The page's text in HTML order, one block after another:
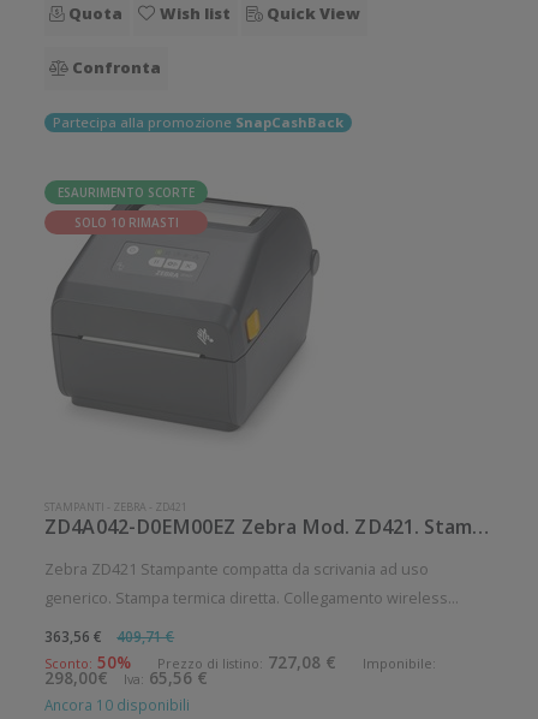
Quota Wish list Quick View
Confronta
Partecipa alla promozione SnapCashBack
ESAURIMENTO SCORTE
SOLO 10 RIMASTI
STAMPANTI - ZEBRA - ZD421
ZD4A042-D0EM00EZ Zebra Mod. ZD421. Stampante di etichette.
Zebra ZD421 Stampante compatta da scrivania ad uso
generico. Stampa termica diretta. Collegamento wireless
senza fili. Velocità di stampa: 152 mm/sec Risoluzione di
stampa: 8 dot/mm Wireless: Presente Supporto di stampa:
Braccialetti, Carta in
363,56 € 409,71 €
Sconto: 50% Prezzo di listino: 727,08 € Imponibile:
298,00€ Iva: 65,56 €
Ancora 10 disponibili